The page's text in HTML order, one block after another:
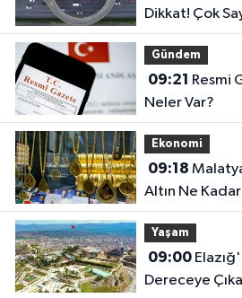
Dikkat! Çok
Çalışma
Gündem
09:21
Neler Var?
Ekonomi
09:18
Altın Ne
ve Ata Altın
Yaşam
09:00Elazığ'da Sıcaklık 39
Dereceye